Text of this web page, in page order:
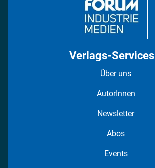
Verlags-Services
Über uns
AutorInnen
Newsletter
Abos
Events